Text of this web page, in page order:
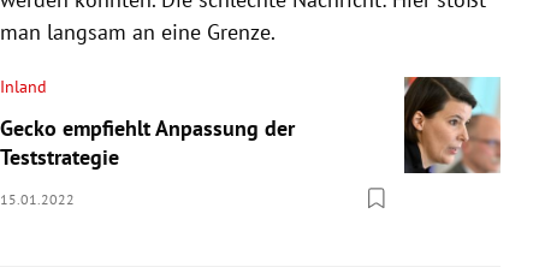
man langsam an eine Grenze.
Inland
Gecko empfiehlt Anpassung der
Teststrategie
15.01.2022